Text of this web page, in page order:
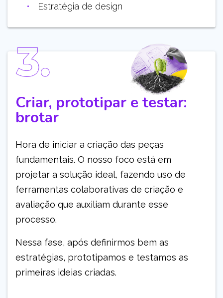
Estratégia de design
Criar, prototipar e testar:
brotar
Hora de iniciar a criação das peças
fundamentais. O nosso foco está em
projetar a solução ideal, fazendo uso de
ferramentas colaborativas de criação e
avaliação que auxiliam durante esse
processo.
Nessa fase, após definirmos bem as
estratégias, prototipamos e testamos as
primeiras ideias criadas.